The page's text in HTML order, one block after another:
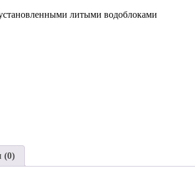
литыми водоблоками
(0)